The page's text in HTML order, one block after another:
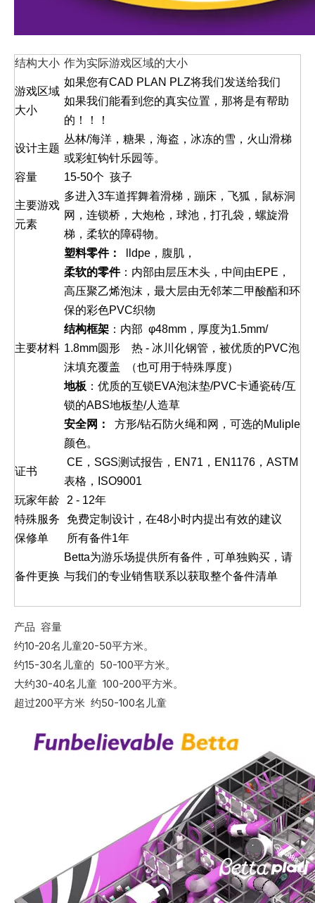
结构大小 作为实际游戏区域的大小
游戏区域
大小
如果您有CAD PLAN PLZ将我们发送给我们
如果我们能看到您的真实位置，那将是有帮助
的！！！
设计主题
丛林/海洋，糖果，海盗，冰冻的雪，火山滑梯
或彩虹钩针乐园等。
容量
15-50个 孩子
主要游戏
元素
多进入3车道挥舞着滑梯，蹦床，飞狐，鼠标洞
网，连锁桥，大炮枪，球池，打孔袋，螺旋滑
梯，柔软的障碍物。
主要材料
塑料零件：
lldpe，腹肌，
柔软的零件：内部由层压木头，中间由EPE，
高压聚乙烯泡沫，最大层由无邻苯二甲酸酯和环
保的彩色PVC织物
结构框架 ：内部 φ48mm，厚度为1.5mm/
1.8mm圆形 热 - 冰川化钢管，被优质的PVC泡
沫填充覆盖 （也可用于特殊厚度）
地板 ：优质的互锁EVA泡沫垫/PVC卡通瓷砖/互
锁的ABS地板垫/人造草
安全网：
方形/钻石防火绳和网，可选的Muliple
颜色。
证书
CE，SGS测试报告，EN71，EN1176，ASTM
表格，ISO9001
玩家年龄
2 - 12年
特殊服务
免费定制设计，在48小时内提出有效的建议
保修单
所有备件1年
备件更换
Betta为游乐场提供所有备件，可单独购买，请
与我们的专业销售联系以获取整个备件清单
产品 容量
约10-20名儿童20-50平方米。
约15-30名儿童的 50-100平方米。
大约30-40名儿童 100-200平方米。
超过200平方米 约50-100名儿童